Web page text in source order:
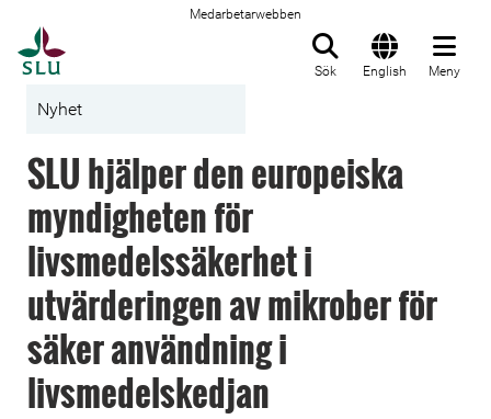
Medarbetarwebben
Sök English Meny
Nyhet
SLU hjälper den europeiska
myndigheten för
livsmedelssäkerhet i
utvärderingen av mikrober för
säker användning i
livsmedelskedjan